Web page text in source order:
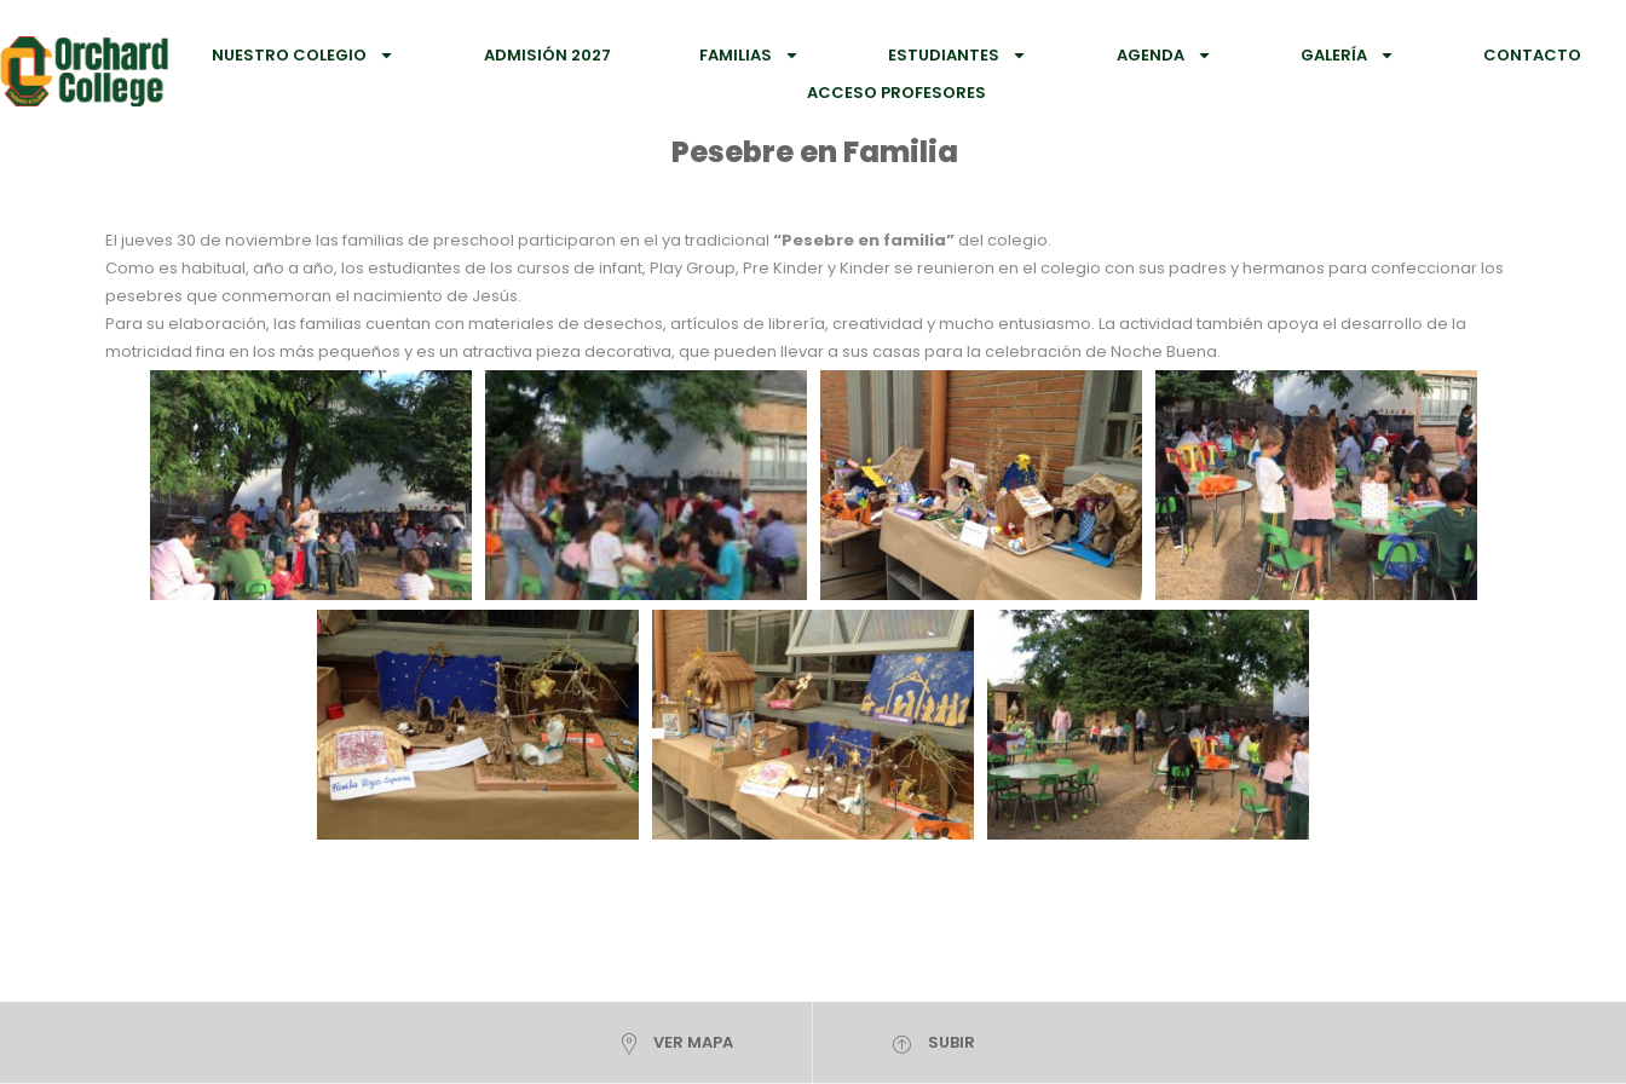
NUESTRO COLEGIO ADMISIÓN 2027 FAMILIAS ESTUDIANTES AGENDA GALERÍA
CONTACTO
ACCESO PROFESORES
Pesebre en Familia
El jueves 30 de noviembre las familias de preschool participaron en el ya tradicional “Pesebre en familia” del colegio.
Como es habitual, año a año, los estudiantes de los cursos de infant, Play Group, Pre Kinder y Kinder se reunieron en el colegio con sus padres y hermanos para confeccionar los
pesebres que conmemoran el nacimiento de Jesús.
Para su elaboración, las familias cuentan con materiales de desechos, artículos de librería, creatividad y mucho entusiasmo. La actividad también apoya el desarrollo de la
motricidad fina en los más pequeños y es un atractiva pieza decorativa, que pueden llevar a sus casas para la celebración de Noche Buena.
VER MAPA SUBIR